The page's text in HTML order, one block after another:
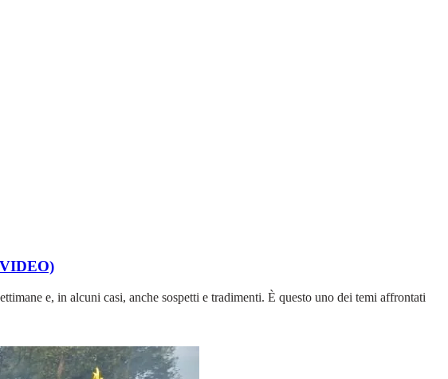
e, in alcuni casi, anche sospetti e tradimenti. È questo uno dei temi affrontati